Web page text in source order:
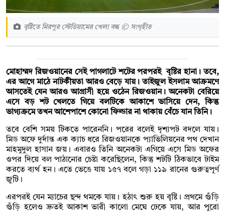
বৃষ্টিতে মিরপুর স্টেডিয়ামের খেলা বন্ধ © সংগৃহীত
মোহাম্মদ রিজওয়ানের সেই পাগলাটে শটের পরপরই বৃষ্টির হানা। তবে,
এর আগে মাঠে নাটকীয়তা আরও বেড়ে যায়। তাইজুল ইসলাম আক্রমণে
আসতেই যেন আরও আগ্রাসী হয়ে ওঠেন রিজওয়ান। অনেকটা বেরিয়ে
এসে বড় শট খেলতে গিয়ে বলটিকে আকাশে ভাসিয়ে দেন, কিন্তু
ভাগ্যক্রমে তখন আশেপাশে কোনো ফিল্ডার না থাকায় বেঁচে যান তিনি।
তবে বেশি সময় টিকতে পারেননি। পরের বলেই দৃশ্যপট বদলে যায়।
মিড অফে দুর্দান্ত এক ক্যাচ ধরে রিজওয়ানকে প্যাভিলিয়নের পথ দেখান
মাহমুদুল হাসান জয়। এবারও তিনি অনেকটা এগিয়ে এসে মিড অফের
ওপর দিয়ে বল পাঠানোর চেষ্টা করেছিলেন, কিন্তু শটটি ঠিকভাবে টাইম
করতে ব্যর্থ হন। এতে ভেঙে যায় ১৫৭ বলে গড়া ১১৯ রানের গুরুত্বপূর্ণ
জুটি।
এরপরই যেন ম্যাচের ছন্দ থমকে যায়। হঠাৎ শুরু হয় বৃষ্টি। প্রথমে গুঁড়ি
গুঁড়ি হলেও দ্রুতই আকাশ ভারী কালো মেঘে ঢেকে যায়, আর পুরো